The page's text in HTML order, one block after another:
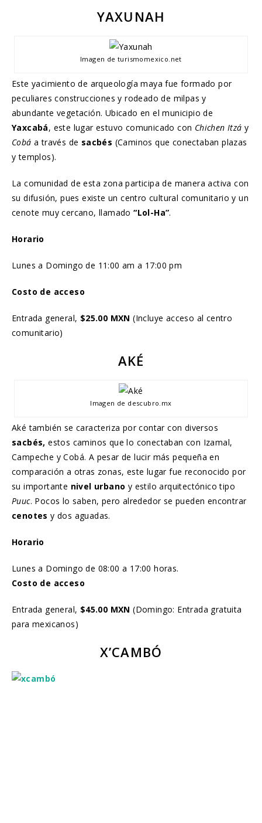
YAXUNAH
Imagen de turismomexico.net
Este yacimiento de arqueología maya fue formado por
peculiares construcciones y rodeado de milpas y
abundante vegetación. Ubicado en el municipio de
Yaxcabá, este lugar estuvo comunicado con Chichen Itzá y
Cobá a través de sacbés (Caminos que conectaban plazas
y templos).
La comunidad de esta zona participa de manera activa con
su difusión, pues existe un centro cultural comunitario y un
cenote muy cercano, llamado“Lol-Ha”.
Horario
Lunes a Domingo de 11:00 am a 17:00 pm
Costo de acceso
Entrada general, $25.00 MXN (Incluye acceso al centro
comunitario)
AKÉ
Imagen de descubro.mx
Aké también se caracteriza por contar con diversos
sacbés, estos caminos que lo conectaban con Izamal,
Campeche y Cobá. A pesar de lucir más pequeña en
comparación a otras zonas, este lugar fue reconocido por
su importante nivel urbano y estilo arquitectónico tipo
Puuc. Pocos lo saben, pero alrededor se pueden encontrar
cenotes y dos aguadas.
Horario
Lunes a Domingo de 08:00 a 17:00 horas.
Costo de acceso
Entrada general, $45.00 MXN (Domingo: Entrada gratuita
para mexicanos)
X’CAMBÓ